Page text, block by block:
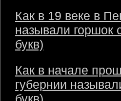
Как в 19 веке в
называли горшок
букв)
Как в начале
губернии